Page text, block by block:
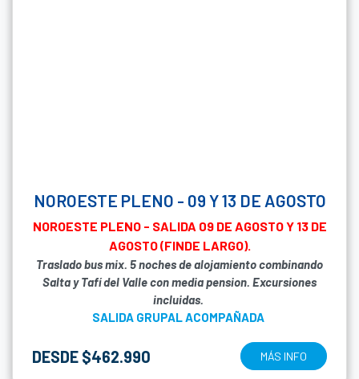
NOROESTE PLENO - 09 Y 13 DE AGOSTO
NOROESTE PLENO - SALIDA 09 DE AGOSTO Y 13 DE
AGOSTO (FINDE LARGO).
Traslado bus mix. 5 noches de alojamiento combinando
Salta y Tafí del Valle con media pension. Excursiones
incluidas.
SALIDA GRUPAL ACOMPAÑADA
DESDE $462.990 MÁS INFO